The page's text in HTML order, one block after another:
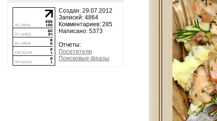
Создан: 29.07.2012
Записей: 4864
Комментариев: 285
Написано: 5373
Отчеты:
Посетители
Поисковые фразы